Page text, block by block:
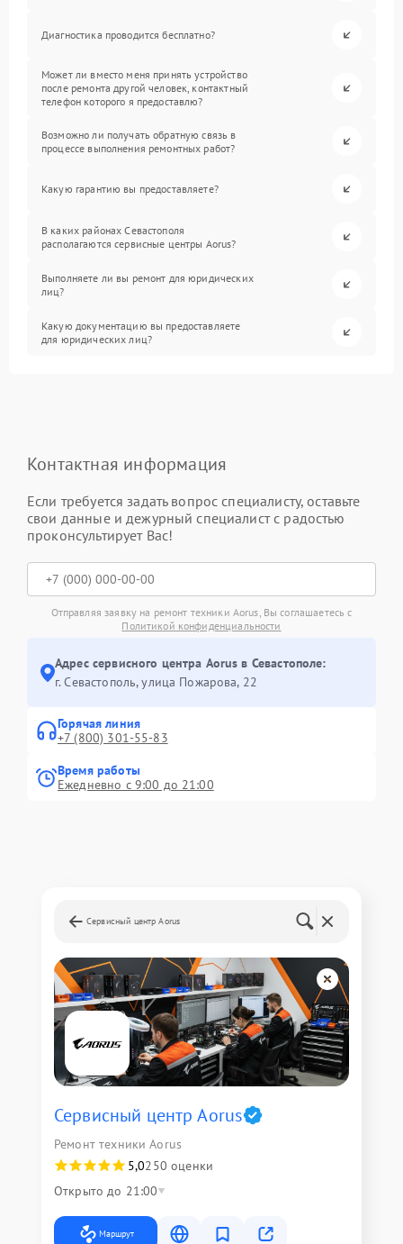
Диагностика проводится бесплатно?
Может ли вместо меня принять устройство
после ремонта другой человек, контактный
телефон которого я предоставлю?
Возможно ли получать обратную связь в
процессе выполнения ремонтных работ?
Какую гарантию вы предоставляете?
В каких районах Севастополя
располагаются сервисные центры Aorus?
Выполняете ли вы ремонт для юридических
лиц?
Какую документацию вы предоставляете
для юридических лиц?
Контактная информация
Если требуется задать вопрос специалисту, оставьте
свои данные и дежурный специалист с радостью
проконсультирует Вас!
Отправляя заявку на ремонт техники Aorus, Вы соглашаетесь с
Политикой конфиденциальности
Адрес сервисного центра Aorus в Севастополе:
г. Севастополь, улица Пожарова, 22
Горячая линия
+7 (800) 301-55-83
Время работы
Ежедневно с 9:00 до 21:00
Сервисный центр Aorus
Сервисный центр Aorus
Ремонт техники Aorus
5,0250 оценки
Открыто до 21:00
Маршрут